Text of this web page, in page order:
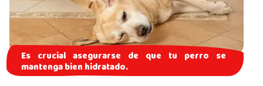
Es crucial asegurarse de que tu perro se
mantenga bien hidratado.